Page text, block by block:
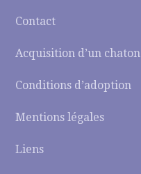
Contact
Acquisition d’un chaton
Conditions d’adoption
Mentions légales
Liens